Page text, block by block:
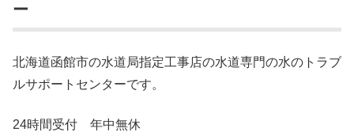
ー
北海道函館市の水道局指定工事店の水道専門の水のトラブ
ルサポートセンターです。
24時間受付 年中無休